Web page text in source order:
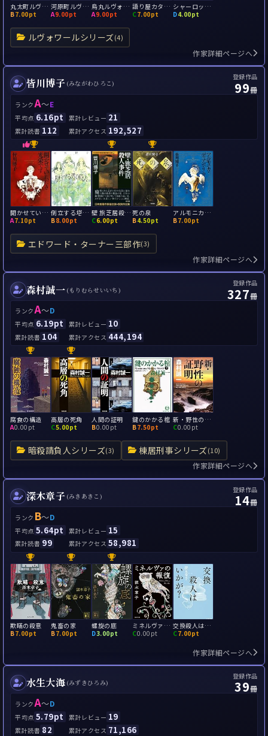
ルヴォワールシリーズ(4)
丸太町ルヴォワール
B7.00pt
河原町ルヴォワール
A9.00pt
烏丸ルヴォワール
A9.00pt
語り屋カタリの推理講戯
C7.00pt
シャーロック・ノート: 学園裁判と密室の謎
D4.00pt
作家詳細ページへ
皆川博子 (みながわひろこ)
登録作品
99冊
ランクA～E
平均点 6.16pt 累計レビュー 21
累計読書 112 累計アクセス 192,527
エドワード・ターナー三部作(3)
開かせていただき光栄です
A7.10pt
倒立する塔の殺人
B8.00pt
壁 旅芝居殺人事件
C6.00pt
死の泉
B4.50pt
アルモニカ・ディアボリカ
B7.00pt
作家詳細ページへ
森村誠一 (もりむらせいいち)
登録作品
327冊
ランクA～D
平均点 6.19pt 累計レビュー 10
累計読書 104 累計アクセス 444,194
暗殺請負人シリーズ(3) 棟居刑事シリーズ(10)
腐食の構造
A0.00pt
高層の死角
C5.00pt
人間の証明
B0.00pt
鍵のかかる棺
B7.50pt
新・野性の証明
C0.00pt
作家詳細ページへ
深木章子 (みきあきこ)
登録作品
14冊
ランク B～D
平均点 5.64pt 累計レビュー 15
累計読書 99 累計アクセス 58,981
欺瞞の殺意
B7.00pt
鬼畜の家
B7.00pt
螺旋の底
D3.00pt
ミネルヴァの報復
C0.00pt
交換殺人はいかが？ じいじと樹来（じゅらい）とミステリー
C7.00pt
作家詳細ページへ
水生大海 (みずきひろみ)
登録作品
39冊
ランクA～D
平均点 5.79pt 累計レビュー 19
累計読書 82 累計アクセス 71,166